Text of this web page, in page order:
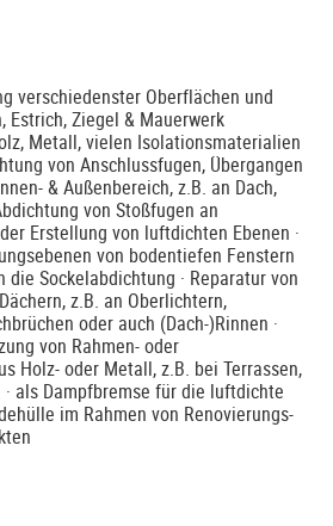
verschiedenster Oberflächen und
Estrich, Ziegel & Mauerwerk
Metall, vielen Isolationsmaterialien
von Anschlussfugen, Übergangen
& Außenbereich, z.B. an Dach,
von Stoßfugen an
Erstellung von luftdichten Ebenen ·
von bodentiefen Fenstern
die Sockelabdichtung · Reparatur von
z.B. an Oberlichtern,
oder auch (Dach-)Rinnen ·
von Rahmen- oder
Holz- oder Metall, z.B. bei Terrassen,
als Dampfbremse für die luftdichte
im Rahmen von Renovierungs-